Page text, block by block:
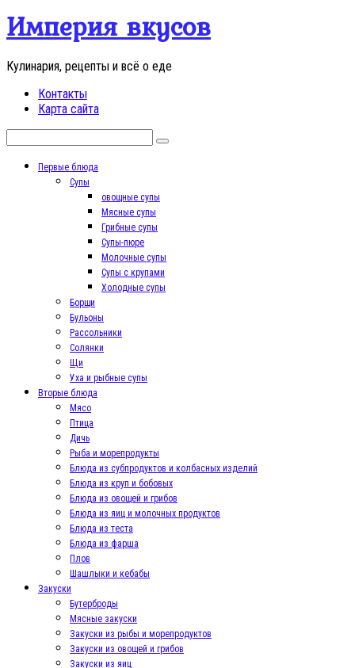
Перейти
контенту
Империя вкусов
Кулинария, рецепты и всё о еде
Контакты
Карта сайта
Первые блюда
Супы
овощные супы
Мясные супы
Грибные супы
Супы-пюре
Молочные супы
Супы с крупами
Холодные супы
Борщи
Бульоны
Рассольники
Солянки
Щи
Уха и рыбные супы
Вторые блюда
Мясо
Птица
Дичь
Рыба и морепродукты
Блюда из субпродуктов и колбасных изделий
Блюда из круп и бобовых
Блюда из овощей и грибов
Блюда из яиц и молочных продуктов
Блюда из теста
Блюда из фарша
Плов
Шашлыки и кебабы
Закуски
Бутерброды
Мясные закуски
Закуски из рыбы и морепродуктов
Закуски из овощей и грибов
Закуски из яиц